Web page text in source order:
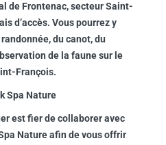
de Frontenac, secteur Saint-
d’accès. Vous pourrez y
du canot, du
de la faune sur le
François.
Spa Nature
est fier de collaborer avec
Nature afin de vous offrir